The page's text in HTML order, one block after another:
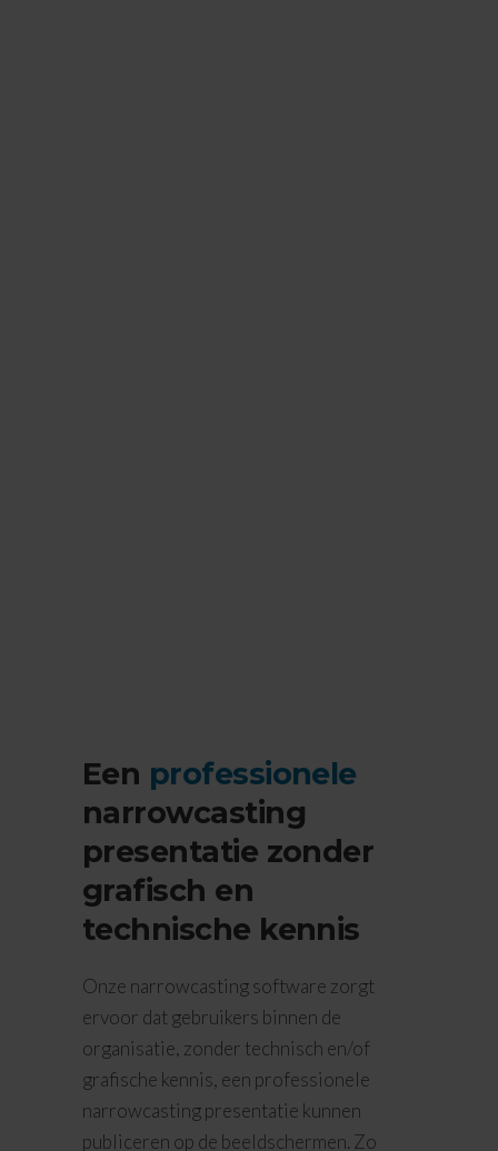
Een professionele
narrowcasting
presentatie zonder
grafisch en
technische kennis
Onze narrowcasting software zorgt
ervoor dat gebruikers binnen de
organisatie, zonder technisch en/of
grafische kennis, een professionele
narrowcasting presentatie kunnen
publiceren op de beeldschermen. Zo